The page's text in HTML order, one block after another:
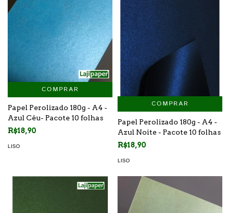
COMPRAR
Papel Perolizado 180g - A4 -
Azul Céu- Pacote 10 folhas
R$18,90
LISO
COMPRAR
Papel Perolizado 180g - A4 -
Azul Noite - Pacote 10 folhas
R$18,90
LISO